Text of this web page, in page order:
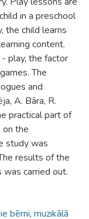
in a preschool
the child learns
content.
play, the factor
The
and
A. Bāra, R.
practical part of
on the
study was
results of the
was carried out.
bērni, muzikālā